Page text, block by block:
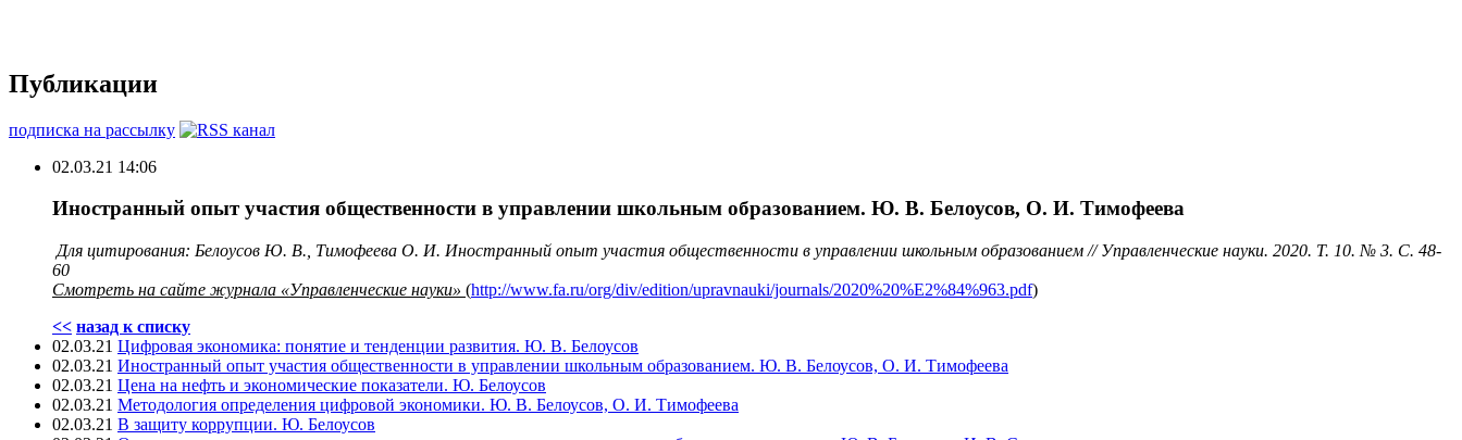
Публикации
подписка на рассылку
02.03.21 14:06
Иностранный опыт участия общественности в управлении школьным образованием. Ю. В. Белоусов, О. И. Тимофеева
Для цитирования: Белоусов Ю. В., Тимофеева О. И. Иностранный опыт участия общественности в управлении школьным образованием // Управленческие науки. 2020. Т. 10. № 3. С. 48-
60
Смотреть на сайте журнала «Управленческие науки» (http://www.fa.ru/org/div/edition/upravnauki/journals/2020%20%E2%84%963.pdf)
<< назад к списку
02.03.21 Цифровая экономика: понятие и тенденции развития. Ю. В. Белоусов
02.03.21 Иностранный опыт участия общественности в управлении школьным образованием. Ю. В. Белоусов, О. И. Тимофеева
02.03.21 Цена на нефть и экономические показатели. Ю. Белоусов
02.03.21 Методология определения цифровой экономики. Ю. В. Белоусов, О. И. Тимофеева
02.03.21 В защиту коррупции. Ю. Белоусов